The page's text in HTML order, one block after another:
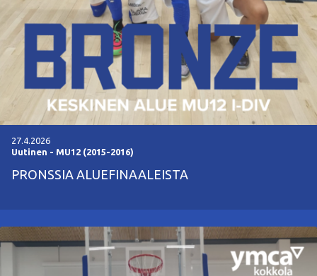
27.4.2026
Uutinen - MU12 (2015-2016)
PRONSSIA ALUEFINAALEISTA